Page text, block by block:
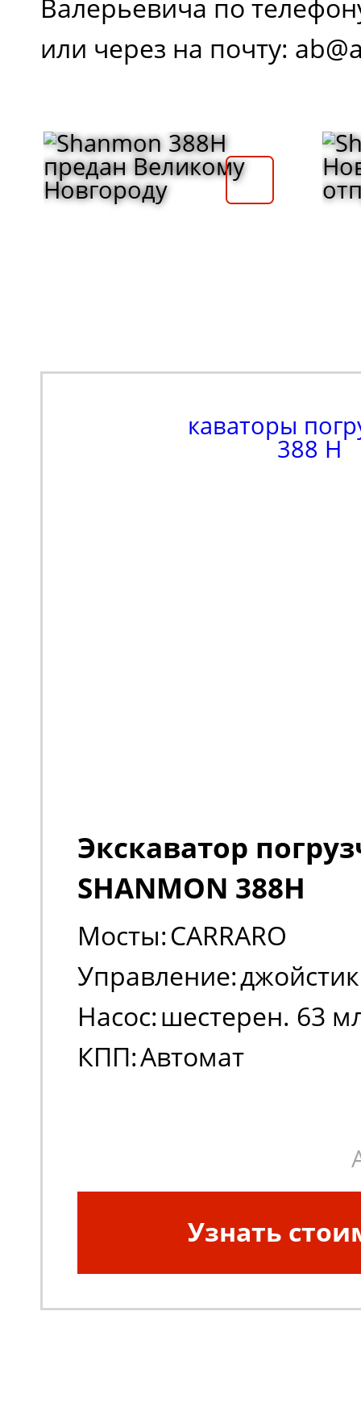
Валерьевича по
или через на почту:
Экскаватор
SHANMON 388H
Мосты:CARRARO
Управление:
Насос:шестерен. 63
КПП:Автомат
Узнать